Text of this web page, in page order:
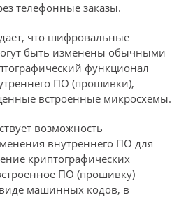
телефонные заказы.
что шифровальные
быть изменены обычными
функционал
ПО (прошивки),
встроенные микросхемы.
возможность
внутреннего ПО для
криптографических
ПО (прошивку)
машинных кодов, в